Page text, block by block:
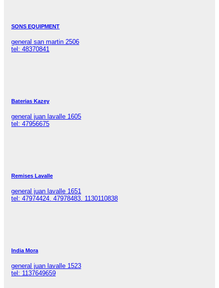
SONS EQUIPMENT
general san martin 2506
tel: 48370841
Baterias Kazey
general juan lavalle 1605
tel: 47956675
Remises Lavalle
general juan lavalle 1651
tel: 47974424. 47978483. 1130110838
India Mora
general juan lavalle 1523
tel: 1137649659